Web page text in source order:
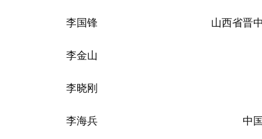
李国锋 山西省晋
李金山
李晓刚
李海兵 中